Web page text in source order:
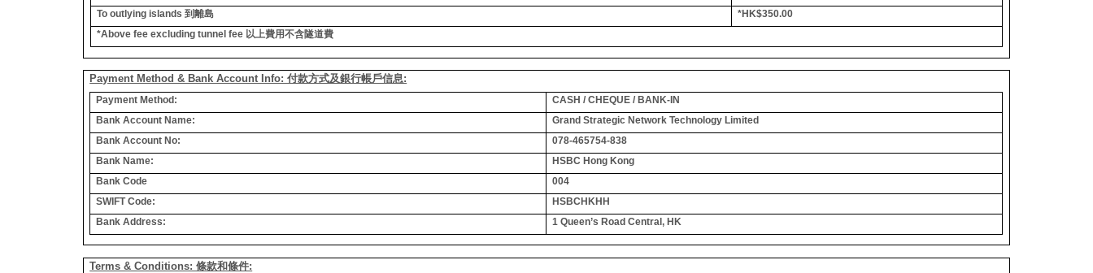
To outlying islands 到離島
*HK$350.00
*Above fee excluding tunnel fee 以上費用不含隧道費
Payment Method & Bank Account Info: 付款方式及銀行帳戶信息:
Payment Method:
CASH / CHEQUE / BANK-IN
Bank Account Name:
Grand Strategic Network Technology Limited
Bank Account No:
078-465754-838
Bank Name:
HSBC Hong Kong
Bank Code
004
SWIFT Code:
HSBCHKHH
Bank Address:
1 Queen’s Road Central, HK
Terms & Conditions: 條款和條件: